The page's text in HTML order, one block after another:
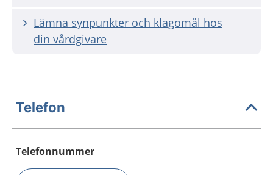
Lämna synpunkter och klagomål hos
din vårdgivare
Telefon
Telefonnummer